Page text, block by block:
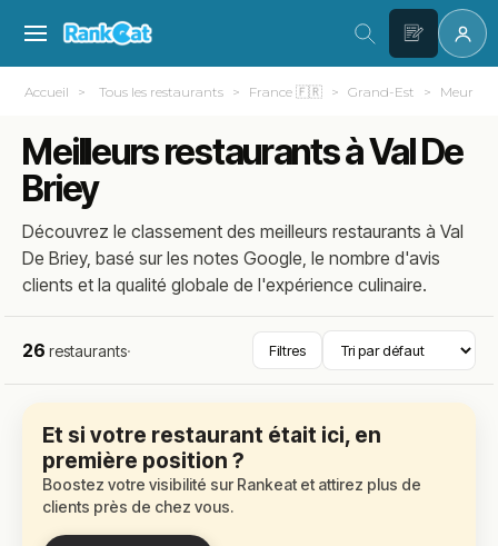
Accueil Tous les restaurants France 🇫🇷 Grand-Est
Meilleurs restaurants à Val De
Briey
Découvrez le classement des meilleurs restaurants à Val
De Briey, basé sur les notes Google, le nombre d'avis
clients et la qualité globale de l'expérience culinaire.
26 restaurants· Filtres
Et si votre restaurant était ici, en
première position ?
Boostez votre visibilité sur Rankeat et attirez plus de
clients près de chez vous.